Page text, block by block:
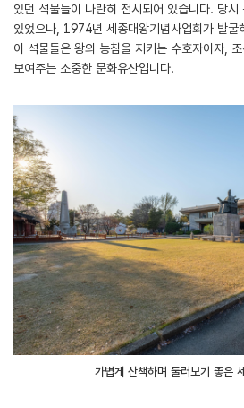
있던 석물들이 나란히 전시되어 있습니다. 당시
있었으나, 1974년 세종대왕기념사업회가 발굴
이 석물들은 왕의 능침을 지키는 수호자이자,
보여주는 소중한 문화유산입니다.
가볍게 산책하며 둘러보기 좋은